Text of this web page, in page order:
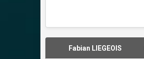
Fabian LIEGEOIS